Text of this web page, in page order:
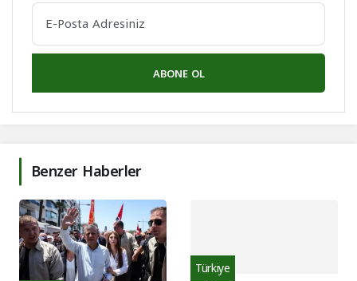
ABONE OL
Benzer Haberler
Türkiye